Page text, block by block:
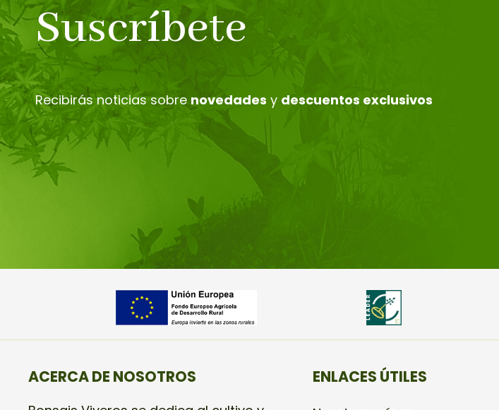
Suscríbete
Recibirás noticias sobre novedades y descuentos exclusivos
ACERCA DE NOSOTROS ENLACES ÚTILES